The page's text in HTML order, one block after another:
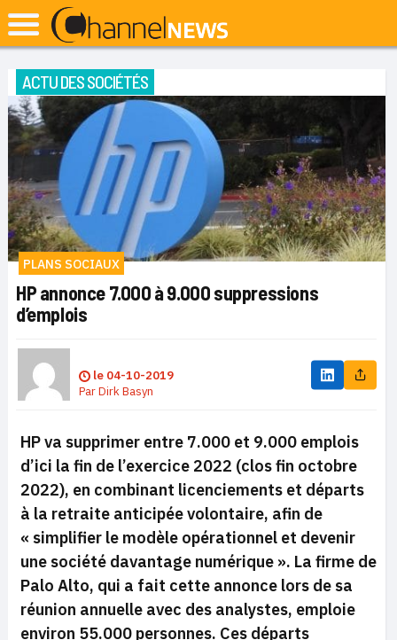
ACTU DES SOCIÉTÉS
PLANS SOCIAUX
HP annonce 7.000 à 9.000 suppressions
d’emplois
le 04-10-2019
ParDirk Basyn
HP va supprimer entre 7.000 et 9.000 emplois
d’ici la fin de l’exercice 2022 (clos fin octobre
2022), en combinant licenciements et départs
à la retraite anticipée volontaire, afin de
« simplifier le modèle opérationnel et devenir
une société davantage numérique ». La firme de
Palo Alto, qui a fait cette annonce lors de sa
réunion annuelle avec des analystes, emploie
environ 55.000 personnes. Ces départs